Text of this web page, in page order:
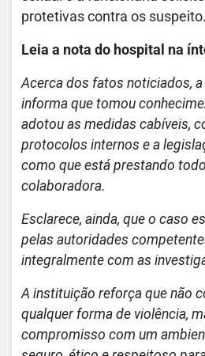
protetivas contra os suspeito.
Leia a nota do hospital na
Acerca dos fatos noticiados,
informa que tomou
adotou as medidas cabíveis,
protocolos internos e a
como que está prestando
colaboradora.
Esclarece, ainda, que o caso
pelas autoridades
integralmente com as
A instituição reforça que não
qualquer forma de violência,
compromisso com um